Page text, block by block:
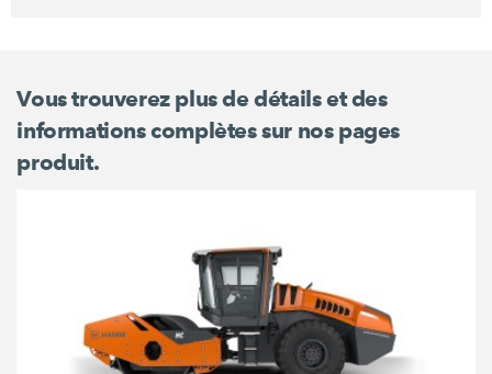
Vous trouverez plus de détails et des
informations complètes sur nos pages
produit.